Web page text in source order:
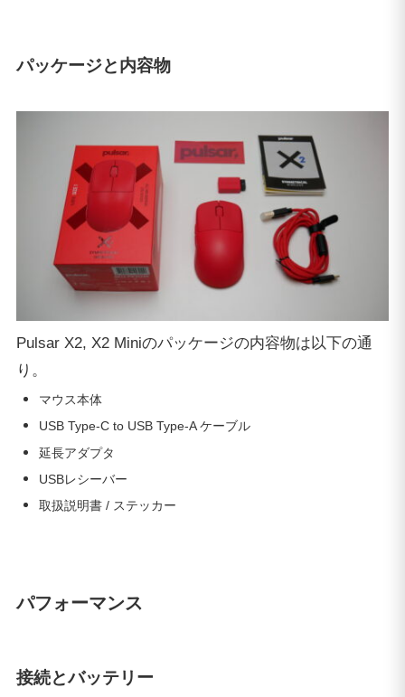
パッケージと内容物
Pulsar X2, X2 Miniのパッケージの内容物は以下の通
り。
マウス本体
USB Type-C to USB Type-A ケーブル
延長アダプタ
USBレシーバー
取扱説明書 / ステッカー
パフォーマンス
接続とバッテリー